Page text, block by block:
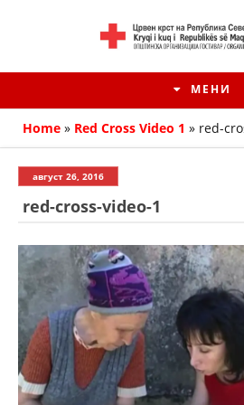
МЕНИ
HISTORIA E KRYQIT
ИСТОРИЈАТ НА
Home » Red Cross Video 1 » red-
август 26, 2016
red-cross-video-1